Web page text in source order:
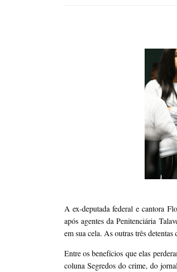
A ex-deputada federal e cantora
após agentes da Penitenciária
em sua cela. As outras três
Entre os benefícios que elas
coluna Segredos do crime, do